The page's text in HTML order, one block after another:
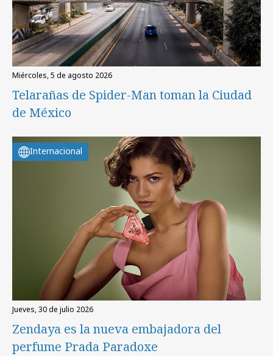
miércoles, 5 de agosto 2026
Telarañas de Spider-Man toman la Ciudad
de México
Internacional
jueves, 30 de julio 2026
Zendaya es la nueva embajadora del
perfume Prada Paradoxe